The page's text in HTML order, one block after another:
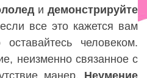
идемонстрируйте
все это кажется вам
человеком.
неизменно связанное с
манер. Неумение